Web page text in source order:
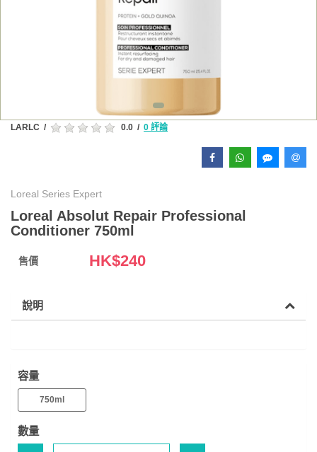
LARLC / 0.0 / 0 評論
Loreal Series Expert
Loreal Absolut Repair Professional
Conditioner 750ml
售價 HK$240
說明
容量
750ml
數量